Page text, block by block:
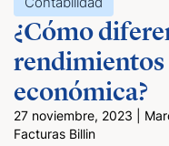
¿Cómo
rendimientos
económica?
27 noviembre, 2023
Facturas Billin